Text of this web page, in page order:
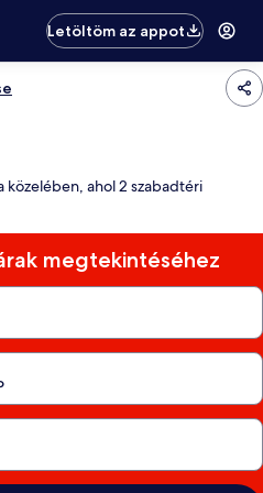
Letöltöm az appot
közelében, ahol 2 szabadtéri
megtekintéséhez